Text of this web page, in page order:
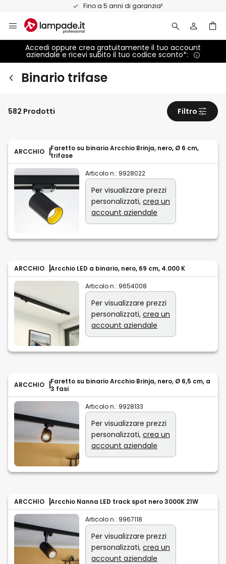
Fino a 5 anni di garanzia²
contenuto
Accedi oppure crea gratuitamente il tuo account
aziendale e ricevi subito il tuo codice sconto*:
Binario trifase
ARCCHIO
Faretto su binario Arcchio Brinja, nero, Ø 6 cm,
trifase
Articolo n.: 9928022
Per visualizzare prezzi
personalizzati, crea un
account aziendale
ARCCHIO Arcchio LED a binario, nero, 69 cm, 4.000 K
Articolo n.: 9654008
Per visualizzare prezzi
personalizzati, crea un
account aziendale
ARCCHIO
Faretto su binario Arcchio Brinja, nero, Ø 6,5 cm, a
3 fasi
Articolo n.: 9928133
Per visualizzare prezzi
personalizzati, crea un
account aziendale
ARCCHIO Arcchio Nanna LED track spot nero 3000K 21W
Articolo n.: 9967118
Per visualizzare prezzi
personalizzati, crea un
account aziendale
582 Prodotti Filtro